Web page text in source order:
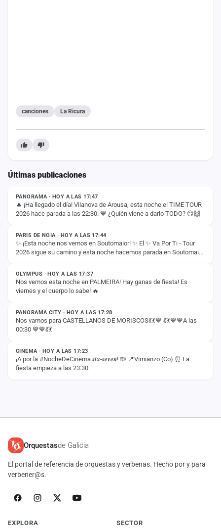
canciones La Ricura
Últimas publicaciones
ESTADO
PANORAMA · HOY A LAS 17:47
🔥 ¡Ha llegado el día! Vilanova de Arousa, esta noche el TIME TOUR
2026 hace parada a las 22:30. 💙 ¿Quién viene a darlo TODO? 😏🙌
ESTADO
PARIS DE NOIA · HOY A LAS 17:44
✨ ¡Esta noche nos vemos en Soutomaior! ✨ El ✨ Va Por Ti - Tour
2026 sigue su camino y esta noche hacemos parada en Soutomaior
ESTADO
OLYMPUS · HOY A LAS 17:37
Nos vemos esta noche en PALMEIRA! Hay ganas de fiesta! Es
viernes y el cuerpo lo sabe! 🔥
ESTADO
PANORAMA CITY · HOY A LAS 17:28
Nos vamos para CASTELLANOS DE MORISCOS💃💃💙 💃💃💙💙A las
00:30 💙💙💃💃
ESTADO
CINEMA · HOY A LAS 17:23
¡A por la #NocheDeCinema 𝒔𝒊𝒙-𝒔𝒆𝒗𝒆𝒏! 🤲 📍Vimianzo (Co) ⏰ La
fiesta empieza a las 23:30
Orquestasde Galicia
El portal de referencia de orquestas y verbenas. Hecho por y para
verbener@s.
EXPLORA SECTOR
Administración
Contacto